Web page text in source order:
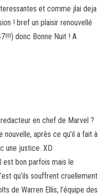
et comme jlai deja
! bref un plaisir renouvellé
donc Bonne Nuit ! A
en chef de Marvel ?
nouvelle, après ce qu’il a fait à
une justice. XD
est bon parfois mais le
qu’ils souffrent cruellement
de Warren Ellis; l’équipe des